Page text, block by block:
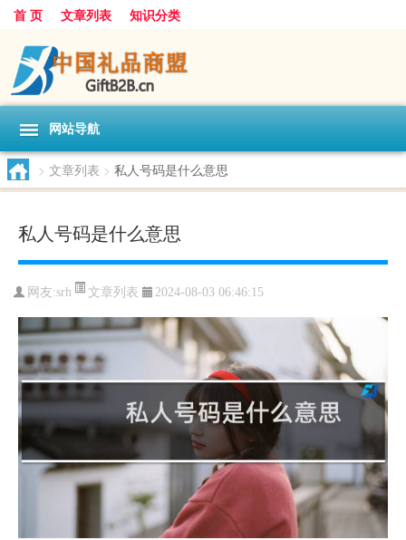
首 页 文章列表 知识分类
网站导航
> 文章列表 > 私人号码是什么意思
私人号码是什么意思
网友:srh 文章列表 2024-08-03 06:46:15